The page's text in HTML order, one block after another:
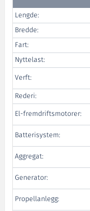
Lengde:
Bredde:
Fart:
Nyttelast:
Verft:
Rederi:
El-fremdriftsmotorer:
Batterisystem:
Aggregat:
Generator:
Propellanlegg: